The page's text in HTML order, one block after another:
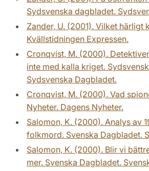
Sydsvenska dagbladet.
Zander, U. (2001). Vilket härligt
Kvällstidningen Expressen.
Cronqvist, M. (2000).
inte med kalla kriget.
Sydsvenska Dagbladet.
Cronqvist, M. (2000). Vad
Nyheter. Dagens Nyheter.
Salomon, K. (2000). Analys av
folkmord. Svenska Dagbladet.
Salomon, K. (2000). Blir vi
mer. Svenska Dagbladet.